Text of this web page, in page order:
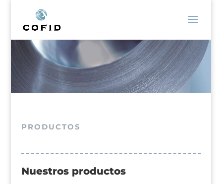
PRODUCTOS
Nuestros productos